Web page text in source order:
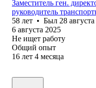
Заместитель ген.
руководитель
58 лет • Был 28
6 августа 2025
Не ищет работу
Общий опыт
16 лет 4 месяца